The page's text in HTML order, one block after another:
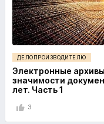
ДЕЛОПРОИЗВОДИТЕЛЮ
Электронные
значимости
лет. Часть 1
3